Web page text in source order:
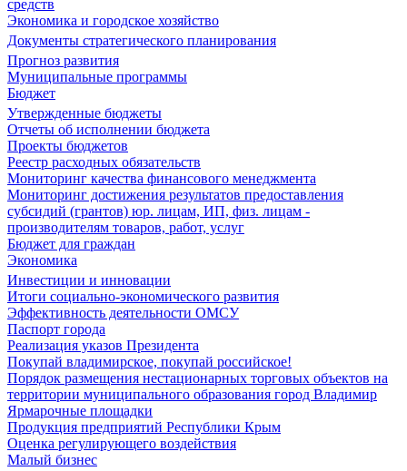
средств
Экономика и городское хозяйство
Документы стратегического планирования
Прогноз развития
Муниципальные программы
Бюджет
Утвержденные бюджеты
Отчеты об исполнении бюджета
Проекты бюджетов
Реестр расходных обязательств
Мониторинг качества финансового менеджмента
Мониторинг достижения результатов предоставления
субсидий (грантов) юр. лицам, ИП, физ. лицам -
производителям товаров, работ, услуг
Бюджет для граждан
Экономика
Инвестиции и инновации
Итоги социально-экономического развития
Эффективность деятельности ОМСУ
Паспорт города
Реализация указов Президента
Покупай владимирское, покупай российское!
Порядок размещения нестационарных торговых объектов на
территории муниципального образования город Владимир
Ярмарочные площадки
Продукция предприятий Республики Крым
Оценка регулирующего воздействия
Малый бизнес